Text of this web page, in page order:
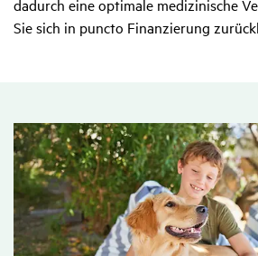
dadurch eine optimale medizinische
Sie sich in puncto Finanzierung